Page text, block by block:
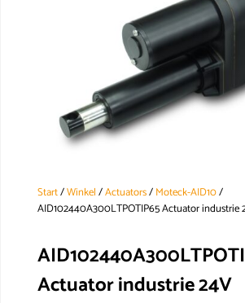
Start/Winkel/Actuators/Moteck-AID10/
AID102440A300LTPOTIP65 Actuator industrie
Actuator industrie 24V